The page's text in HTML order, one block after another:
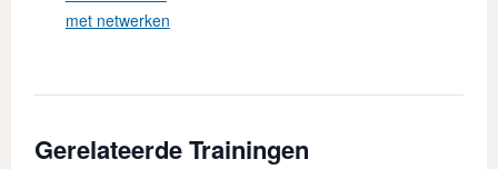
met netwerken
Gerelateerde Trainingen